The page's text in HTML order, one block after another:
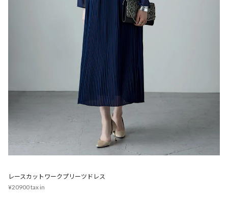
レースカットワークプリーツドレス
¥20900